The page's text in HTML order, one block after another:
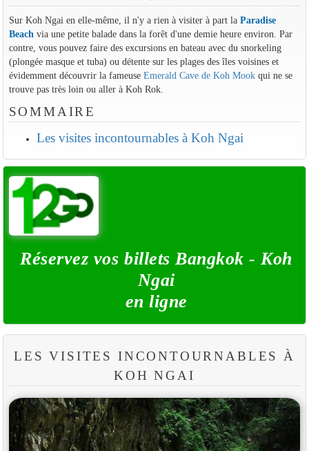
Sur Koh Ngai en elle-même, il n'y a rien à visiter à part la Paradise
Beach via une petite balade dans la forêt d'une demie heure environ. Par
contre, vous pouvez faire des excursions en bateau avec du snorkeling
(plongée masque et tuba) ou détente sur les plages des îles voisines et
évidemment découvrir la fameuse Emerald Cave de Koh Mookqui ne se
trouve pas très loin ou aller à Koh Rok.
SOMMAIRE
Les visites incontournables à Koh Ngai
Réservez vos billets Bangkok - Koh
Ngai
en ligne
LES VISITES INCONTOURNABLES À
KOH NGAI